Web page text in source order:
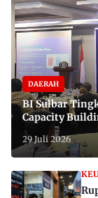
DAERAH
BI Sulbar
Capacity
29 Juli 2026